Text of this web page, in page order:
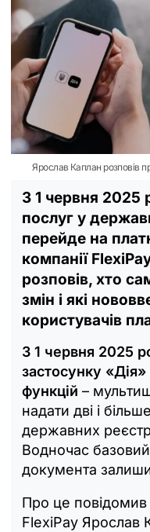
Ярослав Каплан розповів
З 1 червня 2025
послуг у
перейде на
компанії
розповів, хто
змін і які
користувачів
З 1 червня 2025
застосунку
функцій –
надати дві і
державних
Водночас
документа
Про це повідомив
FlexiPay Ярослав